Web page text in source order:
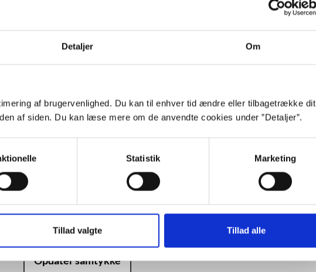
Detaljer Om
af brugervenlighed. Du kan til enhver tid ændre eller tilbagetrække dit
af siden. Du kan læse mere om de anvendte cookies under ”Detaljer”.
Statistik Marketing
Tillad valgte Tillad alle
stilles nemlig til rådighed af en tredjepart.
Opdater samtykke